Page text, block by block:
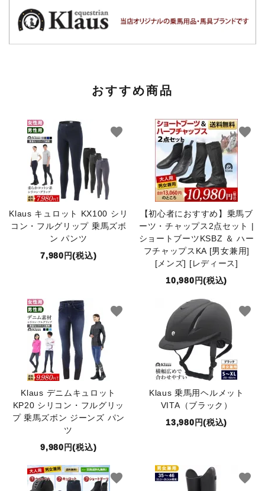
おすすめ商品
Klaus キュロット KX100 シリ
コン・フルグリップ 乗馬ズボ
ン パンツ
7,980円(税込)
favorite
【初心者におすすめ】乗馬ブ
ーツ・チャップス2点セット |
ショートブーツKSBZ ＆ ハー
フチャップスKA [男女兼用]
[メンズ] [レディース]
10,980円(税込)
favorite
Klaus デニムキュロット
KP20 シリコン・フルグリッ
プ 乗馬ズボン ジーンズ パン
ツ
9,980円(税込)
favorite
Klaus 乗馬用ヘルメット
VITA（ブラック）
13,980円(税込)
favorite
favorite favorite